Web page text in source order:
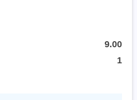
9.00
1